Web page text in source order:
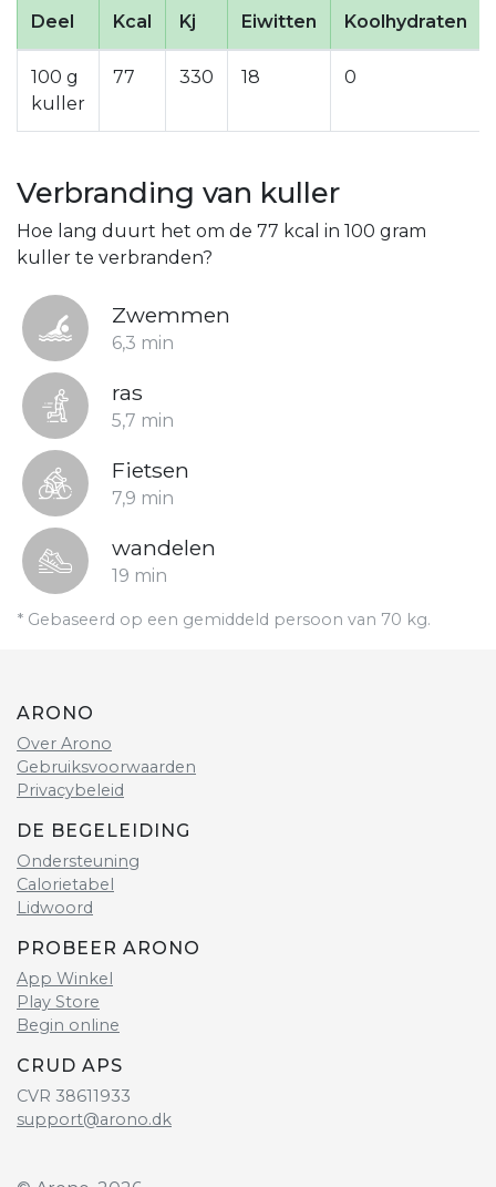
Deel Kcal Kj Eiwitten Koolhydraten
100 g
kuller
77 330 18 0
Verbranding van kuller
Hoe lang duurt het om de 77 kcal in 100 gram
kuller te verbranden?
Zwemmen
6,3 min
ras
5,7 min
Fietsen
7,9 min
wandelen
19 min
* Gebaseerd op een gemiddeld persoon van 70 kg.
ARONO
Over Arono
Gebruiksvoorwaarden
Privacybeleid
DE BEGELEIDING
Ondersteuning
Calorietabel
Lidwoord
PROBEER ARONO
App Winkel
Play Store
Begin online
CRUD APS
CVR 38611933
support@arono.dk